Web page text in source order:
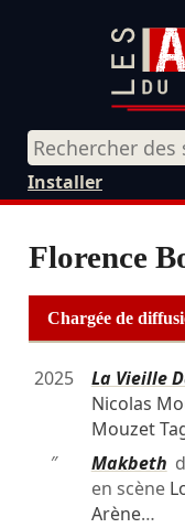
Installer
Florence
Chargée de
2025 La Vieille
Nicolas
Mouzet
″
Makbeth
en scène
Arène…